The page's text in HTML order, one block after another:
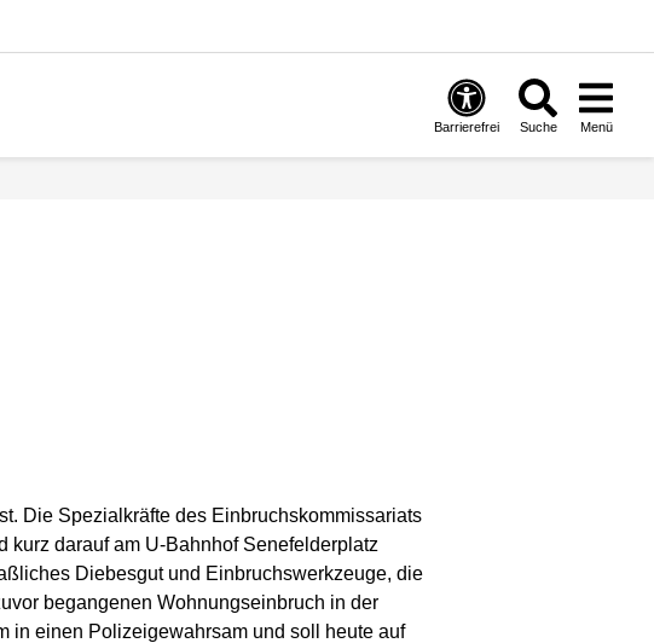
Barrierefrei Suche Menü
Die Spezialkräfte des Einbruchskommissariats
kurz darauf am U-Bahnhof Senefelderplatz
Diebesgut und Einbruchswerkzeuge, die
begangenen Wohnungseinbruch in der
in einen Polizeigewahrsam und soll heute auf